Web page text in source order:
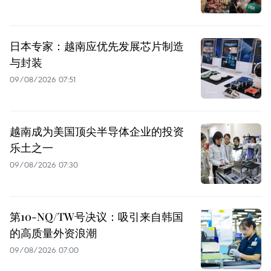
日本专家：越南应优先发展芯片制造
与封装
09/08/2026 07:51
越南成为美国顶尖半导体企业的投资
乐土之一
09/08/2026 07:30
第10-NQ/TW号决议：吸引来自韩国
的高质量外资浪潮
09/08/2026 07:00